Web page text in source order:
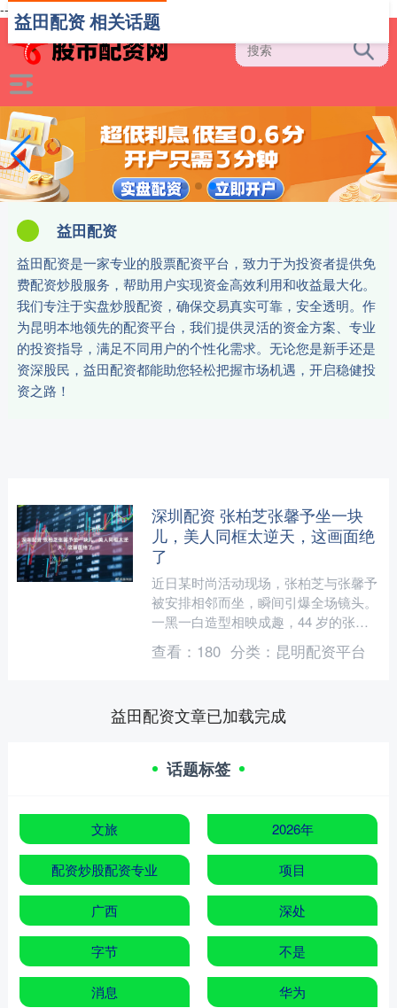
-->
益田配资
益田配资是一家专业的股票配资平台，致力于为投资者提供免
费配资炒股服务，帮助用户实现资金高效利用和收益最大化。
我们专注于实盘炒股配资，确保交易真实可靠，安全透明。作
为昆明本地领先的配资平台，我们提供灵活的资金方案、专业
的投资指导，满足不同用户的个性化需求。无论您是新手还是
资深股民，益田配资都能助您轻松把握市场机遇，开启稳健投
资之路！
益田配资 相关话题
深圳配资 张柏芝张馨予坐一块
儿，美人同框太逆天，这画面绝
了
近日某时尚活动现场，张柏芝与张馨予
被安排相邻而坐，瞬间引爆全场镜头。
一黑一白造型相映成趣，44 岁的张柏
芝身着白色挂脖羽毛裙，丸子头露出优
越肩颈，生图里皮肤紧致....
查看： 180 分类： 昆明配资平台
益田配资文章已加载完成
话题标签
文旅 2026年
配资炒股配资专业 项目
广西 深处
字节 不是
消息 华为